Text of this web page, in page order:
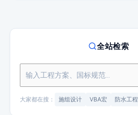
全站检索
大家都在搜： 施组设计 VBA宏 防水工程